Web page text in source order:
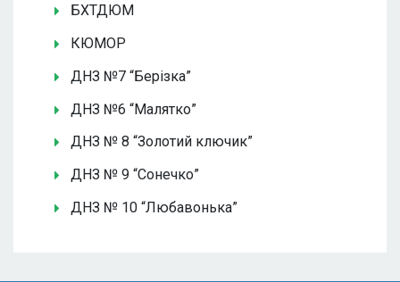
БХТДЮМ
КЮМОР
ДНЗ №7 “Берізка”
ДНЗ №6 “Малятко”
ДНЗ № 8 “Золотий ключик”
ДНЗ № 9 “Сонечко”
ДНЗ № 10 “Любавонька”